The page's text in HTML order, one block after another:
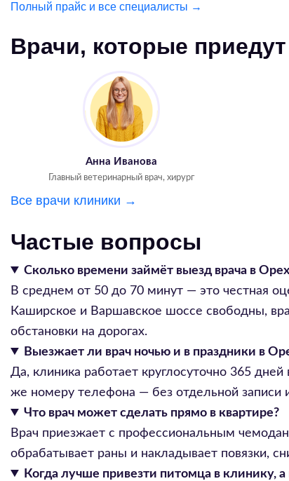
Полный прайс и все специалисты →
Врачи, которые
Анна Иванова
Главный ветеринарный врач, хирург
Все врачи клиники →
Частые вопросы
Сколько времени займёт выезд врача в
В среднем от 50 до 70 минут — это честная
Каширское и Варшавское шоссе свободны,
обстановки на дорогах.
Выезжает ли врач ночью и в праздники в
Да, клиника работает круглосуточно 365
же номеру телефона — без отдельной записи
Что врач может сделать прямо в квартире?
Врач приезжает с профессиональным
обрабатывает раны и накладывает повязки,
Когда лучше привезти питомца в клинику, а